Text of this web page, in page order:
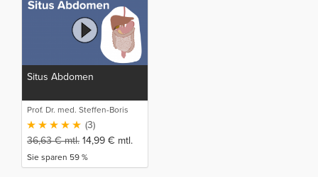
Situs Abdomen
Prof. Dr. med. Steffen-Boris
Wirth (1)
(3)
36,63€mtl. 14,99 € mtl.
Sie sparen 59 %